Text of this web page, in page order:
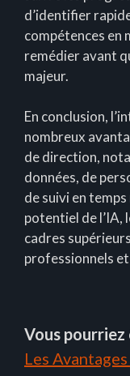
d’identifier
compétences en
remédier avant
majeur.
En conclusion,
nombreux
de direction,
données, de
de suivi en
potentiel de l’IA,
cadres
professionnels
Vous pourriez
Les